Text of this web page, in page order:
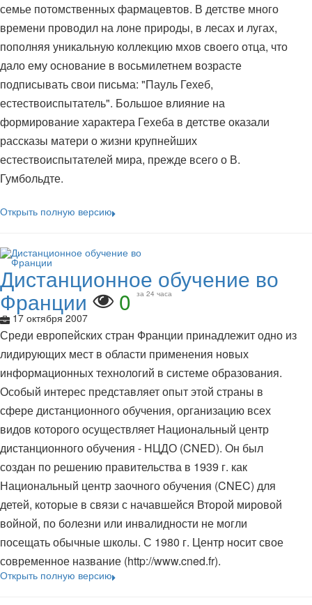
семье потомственных фармацевтов. В детстве много
времени проводил на лоне природы, в лесах и лугах,
пополняя уникальную коллекцию мхов своего отца, что
дало ему основание в восьмилетнем возрасте
подписывать свои письма: "Пауль Гехеб,
естествоиспытатель". Большое влияние на
формирование характера Гехеба в детстве оказали
рассказы матери о жизни крупнейших
естествоиспытателей мира, прежде всего о В.
Гумбольдте.
Открыть полную версию
Дистанционное обучение во
Франции 0 за 24 часа
17 октября 2007
Среди европейских стран Франции принадлежит одно из
лидирующих мест в области применения новых
информационных технологий в системе образования.
Особый интерес представляет опыт этой страны в
сфере дистанционного обучения, организацию всех
видов которого осуществляет Национальный центр
дистанционного обучения - НЦДО (CNED). Он был
создан по решению правительства в 1939 г. как
Национальный центр заочного обучения (CNEC) для
детей, которые в связи с начавшейся Второй мировой
войной, по болезни или инвалидности не могли
посещать обычные школы. С 1980 г. Центр носит свое
современное название (http://www.cned.fr).
Открыть полную версию